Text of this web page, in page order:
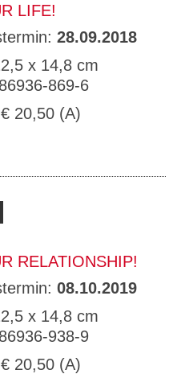
LIFE!
28.09.2018
x 14,8 cm
869-6
€ 20,50 (A)
RELATIONSHIP!
08.10.2019
x 14,8 cm
938-9
€ 20,50 (A)